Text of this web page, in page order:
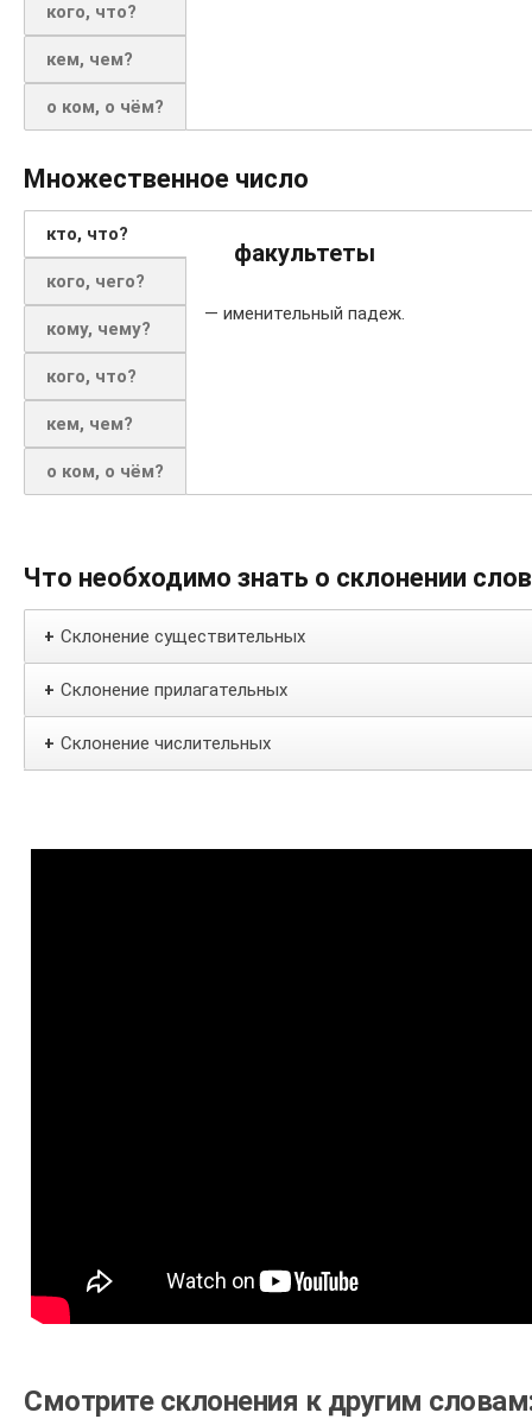
кого, что?
кем, чем?
о ком, о чём?
Множественное число
кто, что?
кого, чего?
кому, чему?
кого, что?
кем, чем?
о ком, о чём?
факультеты
— именительный падеж.
Что необходимо знать о склонении
+ Склонение существительных
+ Склонение прилагательных
+ Склонение числительных
Смотрите склонения к другим